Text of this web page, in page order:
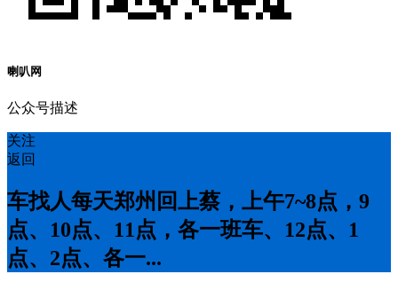
喇叭网
公众号描述
关注
返回
车找人每天郑州回上蔡，上午7~8点，9
点、10点、11点，各一班车、12点、1
点、2点、各一...